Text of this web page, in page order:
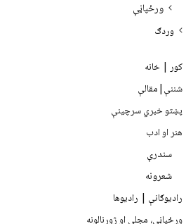
ورځپاڼې
وردګ
کور | خانه
شننې|مقالې
پښتو خبري سرچينې
هنر او ادب
سندرې
شعرونه
رادیوګانې | رادیوها